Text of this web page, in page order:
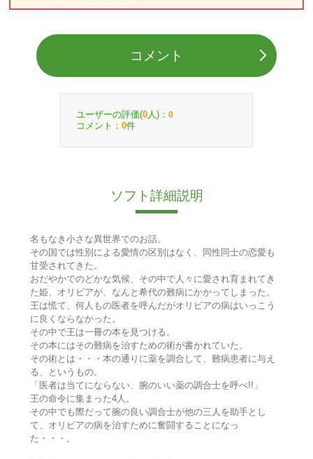
コメント
ユーザーの評価(0 人)： 0
コメント： 0件
ソフト詳細説明
名もなき小さな異世界でのお話。
その国では性別による愛情の区別はなく、同性同士の恋愛も
甘受されてきた。
おだやかでのどかな気候、その中で人々に愛され育まれてき
た姫、オリビアが、なんと希代の難病にかかってしまった。
王は慌て、何人もの医者を呼んだがオリビアの病はいっこう
に良くならなかった。
その中で王は一冊の本を見つける。
その本にはその難病を治すための術が書かれていた。
その術とは・・・本の通りに薬を調合して、難病患者に与え
る、というもの。
「医者は当てにならない、腕のいい薬の調合士を呼べ!!」
王の命令に集まった4人。
その中でも際だって腕の良い調合士が他の三人を助手とし
て、オリビアの病を治すために奮闘することになっ
た・・・。